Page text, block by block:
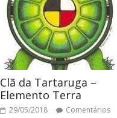
Clã da Tartaruga –
Elemento Terra
29/05/2018
Comentários